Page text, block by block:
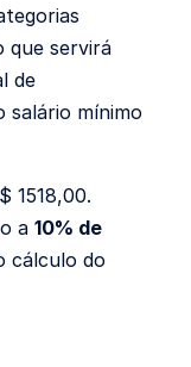
que servirá
de
salário mínimo
1518,00.
a 10% de
cálculo do